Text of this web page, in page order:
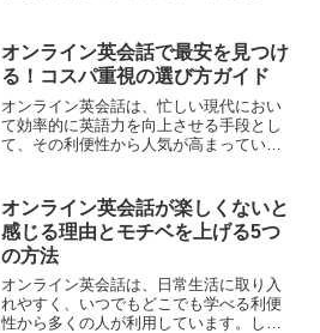
が期待できる反面、自分でペースを調整
する必要があります。この...
オンライン英会話で最安を見つけ
る！コスパ重視の選び方ガイド
オンライン英会話は、忙しい現代におい
て効率的に英語力を向上させる手段とし
て、その利便性から人気が高まっていま
なの？」と迷ってしまうこともあるでし
ょう。特に、コストパフォ...
オンライン英会話が楽しくないと
感じる理由とモチベを上げる5つ
の方法
オンライン英会話は、日常生活に取り入
れやすく、いつでもどこでも学べる利便
性から多くの人が利用しています。しか